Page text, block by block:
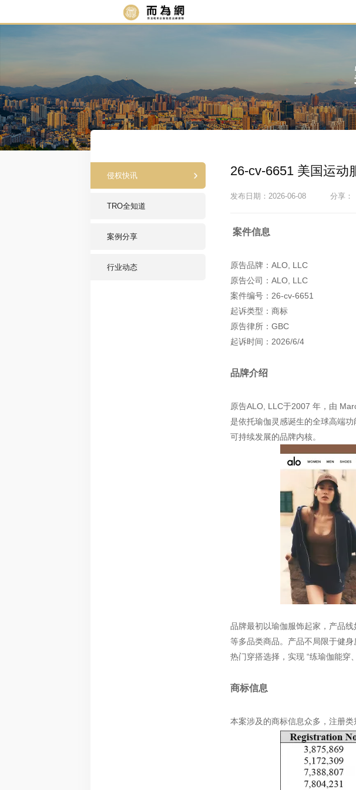
侵权快讯
TRO全知道
案例分享
行业动态
26-cv-6651 美国运动
发布日期：2026-06-08 分享：
案件信息
原告品牌：ALO, LLC
原告公司：ALO, LLC
案件编号：26-cv-6651
起诉类型：商标
原告律所：GBC
起诉时间：2026/6/4
品牌介绍
原告ALO, LLC于2007 年，由
是依托瑜伽灵感诞生的全球高端
可持续发展的品牌内核。
品牌最初以瑜伽服饰起家，产品
等多品类商品。产品不局限于健
热门穿搭选择，实现 “练瑜伽能穿
商标信息
本案涉及的商标信息众多，注册